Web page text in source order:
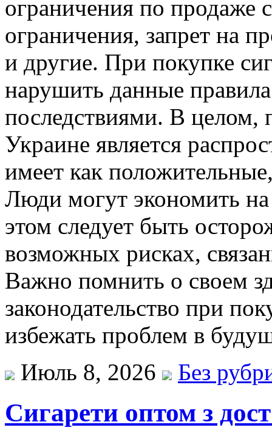
ограничения по продаже
ограничения, запрет на
и другие. При покупке
нарушить данные
последствиями. В целом,
Украине является
имеет как
Люди могут экономить
этом следует быть
возможных рисках,
Важно помнить о своем
законодательство при
избежать проблем в
Июль 8, 2026
Без
Сигарети оптом з